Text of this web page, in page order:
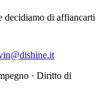
decidiamo di affiancarti
· Diritto di